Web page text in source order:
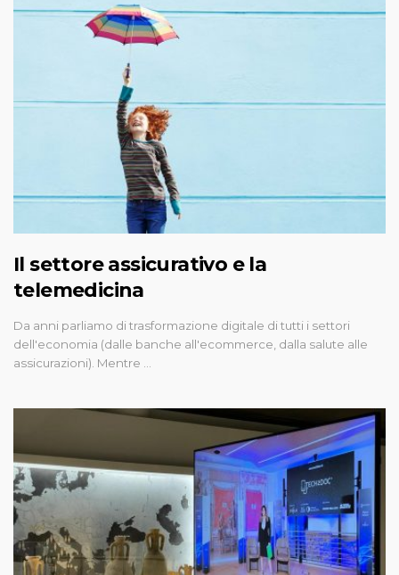
Il settore assicurativo e la
telemedicina
Da anni parliamo di trasformazione digitale di tutti i settori
dell'economia (dalle banche all'ecommerce, dalla salute alle
assicurazioni). Mentre …